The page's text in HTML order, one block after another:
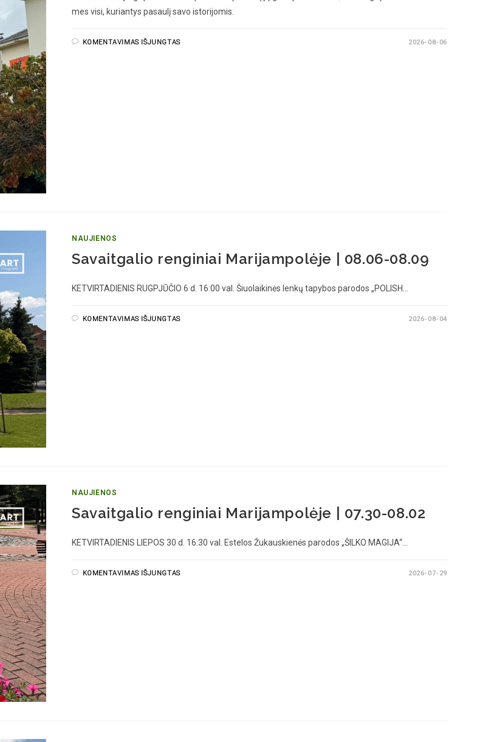
mes visi, kuriantys pasaulį savo istorijomis.
KOMENTAVIMAS IŠJUNGTAS 2026-08-06
NAUJIENOS
Savaitgalio renginiai Marijampolėje | 08.06-08.09
KETVIRTADIENIS RUGPJŪČIO 6 d. 16:00 val. Šiuolaikinės lenkų tapybos parodos „POLISH…
KOMENTAVIMAS IŠJUNGTAS 2026-08-04
NAUJIENOS
Savaitgalio renginiai Marijampolėje | 07.30-08.02
KETVIRTADIENIS LIEPOS 30 d. 16:30 val. Estelos Žukauskienės parodos „ŠILKO MAGIJA“…
KOMENTAVIMAS IŠJUNGTAS 2026-07-29